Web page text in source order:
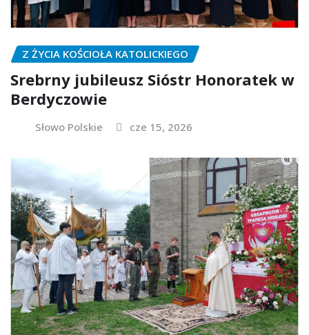
Z ŻYCIA KOŚCIOŁA KATOLICKIEGO
Srebrny jubileusz Sióstr Honoratek w
Berdyczowie
Słowo Polskie cze 15, 2026